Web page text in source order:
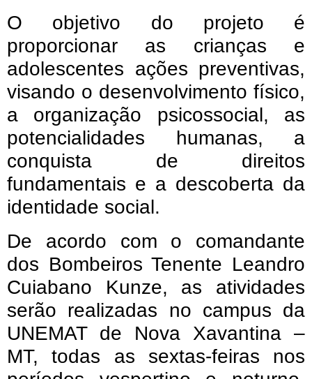
O objetivo do projeto é
proporcionar as crianças e
adolescentes ações preventivas,
visando o desenvolvimento físico,
a organização psicossocial, as
potencialidades humanas, a
conquista de direitos
fundamentais e a descoberta da
identidade social.
De acordo com o comandante
dos Bombeiros Tenente Leandro
Cuiabano Kunze, as atividades
serão realizadas no campus da
UNEMAT de Nova Xavantina –
MT, todas as sextas-feiras nos